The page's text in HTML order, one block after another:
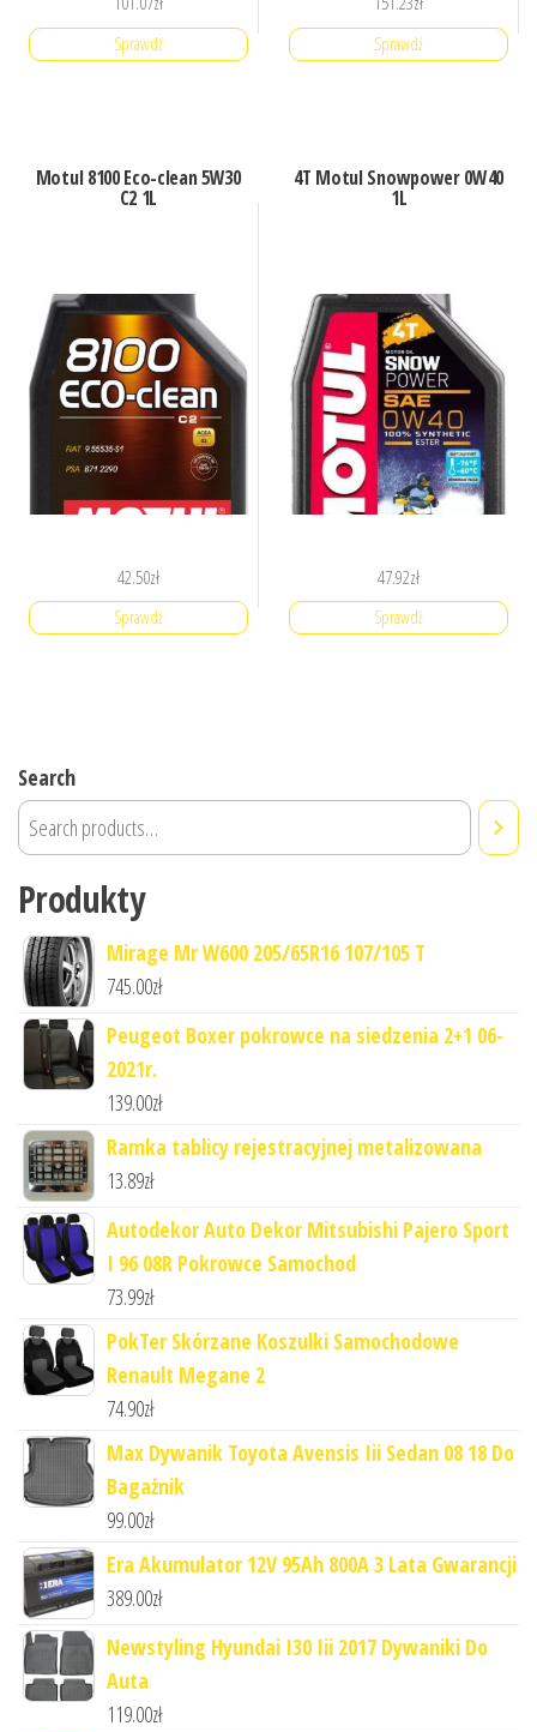
Sprawdź Sprawdź
Motul 8100 Eco-clean 5W30
C2 1L
42.50zł
Sprawdź
4T Motul Snowpower 0W40
1L
47.92zł
Sprawdź
Search
Produkty
Mirage Mr W600 205/65R16 107/105 T
745.00zł
Peugeot Boxer pokrowce na siedzenia 2+1 06-
2021r.
139.00zł
Ramka tablicy rejestracyjnej metalizowana
13.89zł
Autodekor Auto Dekor Mitsubishi Pajero Sport
I 96 08R Pokrowce Samochod
73.99zł
PokTer Skórzane Koszulki Samochodowe
Renault Megane 2
74.90zł
Max Dywanik Toyota Avensis Iii Sedan 08 18 Do
Bagażnik
99.00zł
Era Akumulator 12V 95Ah 800A 3 Lata Gwarancji
389.00zł
Newstyling Hyundai I30 Iii 2017 Dywaniki Do
Auta
119.00zł